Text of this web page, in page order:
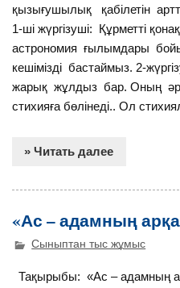
қызығушылық қабілетін
1-ші жүргізуші: Құрметті
астрономия ғылымдары
кешімізді бастаймыз. 2-
жарық жұлдыз бар. Оның
стихияға бөлінеді.. Ол
» Читать далее
«Ас – адамның
Сыныптан тыс жұмыс
Тақырыбы: «Ас – адамның